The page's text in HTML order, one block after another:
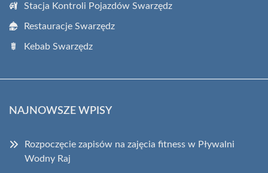
Stacja Kontroli Pojazdów Swarzędz
Restauracje Swarzędz
Kebab Swarzędz
NAJNOWSZE WPISY
Rozpoczęcie zapisów na zajęcia fitness w Pływalni
Wodny Raj